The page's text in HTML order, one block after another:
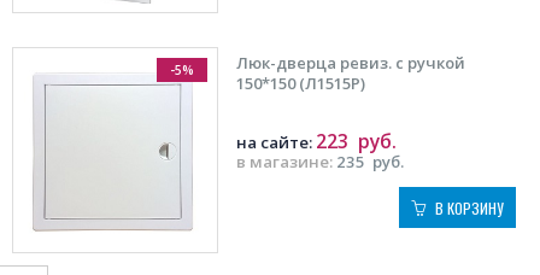
-5%
Люк-дверца ревиз. с ручкой
150*150 (Л1515Р)
в магазине: 235 руб.
на сайте: 223 руб.
В КОРЗИНУ